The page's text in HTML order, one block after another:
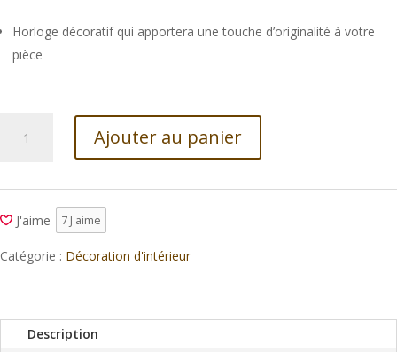
Horloge décoratif qui apportera une touche d’originalité à votre
pièce
Burkina
Ajouter au panier
J'aime 7 J'aime
Catégorie : Décoration d'intérieur
Description